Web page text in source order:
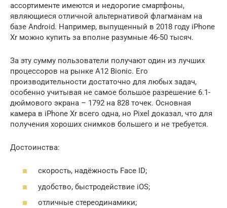
ассортименте имеются и недорогие смартфоны,
являющиеся отличной альтернативой флагманам на
базе Android. Например, выпущенный в 2018 году iPhone
Xr можно купить за вполне разумные 46-50 тысяч.
За эту сумму пользователи получают один из лучших
процессоров на рынке A12 Bionic. Его
производительности достаточно для любых задач,
особенно учитывая не самое большое разрешение 6.1-
дюймового экрана – 1792 на 828 точек. Основная
камера в iPhone Xr всего одна, но Pixel доказал, что для
получения хороших снимков большего и не требуется.
Достоинства:
скорость, надёжность Face ID;
удобство, быстродействие iOS;
отличные стереодинамики;